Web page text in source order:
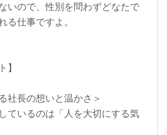
いので、性別を問わずどなたで
る仕事ですよ。
】
社長の想いと温かさ＞
ているのは「人を大切にする気